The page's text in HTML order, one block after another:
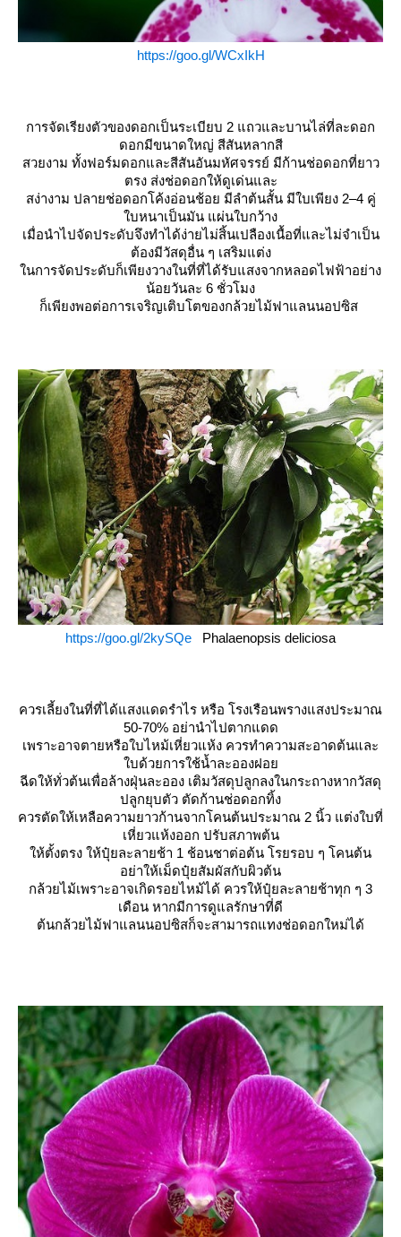
https://goo.gl/WCxIkH
การจัดเรียงตัวของดอกเป็นระเบียบ 2 แถวและบานไล่ที่ละดอก
ดอกมีขนาดใหญ่ สีสันหลากสี
สวยงาม ทั้งฟอร์มดอกและสีสันอันมหัศจรรย์ มีก้านช่อดอกที่ยาว
ตรง ส่งช่อดอกให้ดูเด่นและ
สง่างาม ปลายช่อดอกโค้งอ่อนช้อย มีลำต้นสั้น มีใบเพียง 2–4 คู่
บหนาเป็นมัน แผ่นใบกว้าง
เมื่อนำไปจัดประดับจึงทำได้ง่ายไม่สิ้นเปลืองเนื้อที่และไม่จำเป็น
ต้องมีวัสดุอื่น ๆ เสริมแต่ง
นการจัดประดับก็เพียงวางในที่ที่ได้รับแสงจากหลอดไฟฟ้าอย่าง
น้อยวันละ 6 ชั่วโมง
ก็เพียงพอต่อการเจริญเติบโตของกล้วยไม้ฟาแลนนอปซิส
https://goo.gl/2kySQe Phalaenopsis deliciosa
ควรเลี้ยงในที่ที่ได้แสงแดดรำไร หรือ โรงเรือนพรางแสงประมาณ
50-70% อย่านำไปตากแดด
เพราะอาจตายหรือใบไหม้เหี่ยวแห้ง ควรทำความสะอาดต้นและ
บด้วยการใช้น้ำละอองฝอ
ฉีดให้ทั่วต้นเพื่อล้างฝุ่นละออง เติมวัสดุปลูกลงในกระถางหากวัสดุ
ปลูกยุบตัว ตัดก้านช่อดอกทิ้ง
ควรตัดให้เหลือความยาวก้านจากโคนต้นประมาณ 2 นิ้ว แต่งใบที่
เหี่ยวแห้งออก ปรับสภาพต้น
ห้ตั้งตรง ให้ปุ๋ยละลายช้า 1 ช้อนชาต่อต้น โรยรอบ ๆ โคนต้น
อย่าให้เม็ดปุ๋ยสัมผัสกับผิวต้น
กล้วยไม้เพราะอาจเกิดรอยไหม้ได้ ควรให้ปุ๋ยละลายช้าทุก ๆ 3
เดือน หากมีการดูแลรักษาที่ดี
ต้นกล้วยไม้ฟาแลนนอปซิสก็จะสามารถแทงช่อดอกใหม่ได้